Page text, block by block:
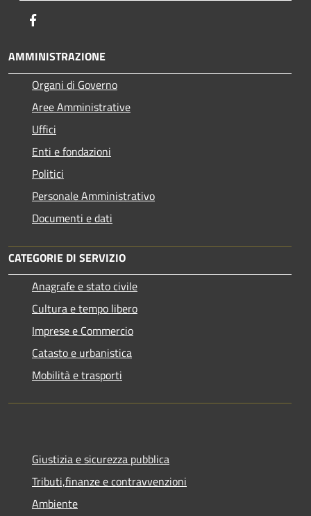
AMMINISTRAZIONE
Organi di Governo
Aree Amministrative
Uffici
Enti e fondazioni
Politici
Personale Amministrativo
Documenti e dati
CATEGORIE DI SERVIZIO
Anagrafe e stato civile
Cultura e tempo libero
Imprese e Commercio
Catasto e urbanistica
Mobilità e trasporti
Giustizia e sicurezza pubblica
Tributi,finanze e contravvenzioni
Ambiente